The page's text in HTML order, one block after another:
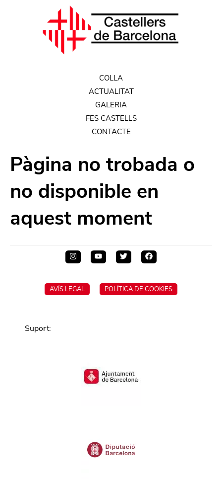
COLLA
ACTUALITAT
GALERIA
FES CASTELLS
CONTACTE
Pàgina no trobada o
no disponible en
aquest moment
AVÍS LEGAL POLÍTICA DE COOKIES
Suport: